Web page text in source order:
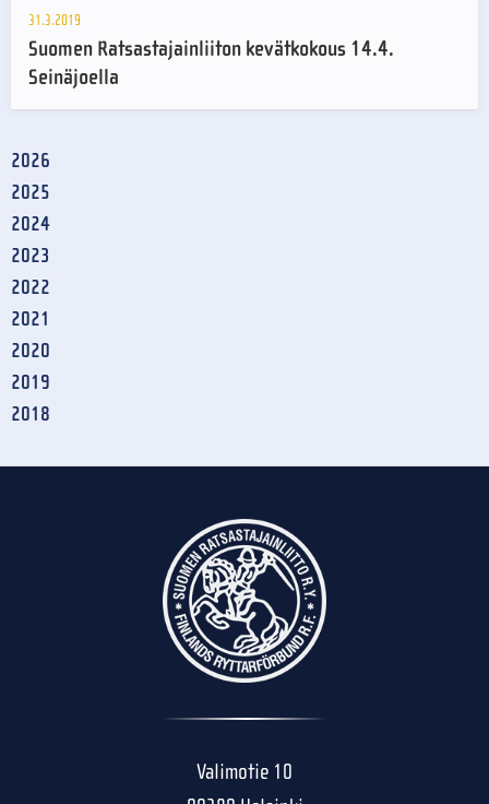
31.3.2019
Suomen Ratsastajainliiton kevätkokous 14.4.
Seinäjoella
2026
2025
2024
2023
2022
2021
2020
2019
2018
Valimotie 10